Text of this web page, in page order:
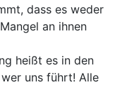
dass es weder
an ihnen
heißt es in den
wer uns führt! Alle